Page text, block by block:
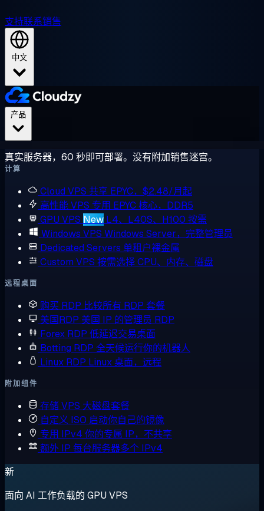
支持联系销售
中文
真实服务器，60 秒即可部署。没有附加销售迷宫。
计算
Cloud VPS 共享 EPYC，$2.48/月起
高性能 VPS 专用 EPYC 核心，DDR5
GPU VPS New L4、L40S、H100 按需
Windows VPS Windows Server，完整管理员
Dedicated Servers 单租户裸金属
Custom VPS 按需选择 CPU、内存、磁盘
远程桌面
购买 RDP 比较所有 RDP 套餐
美国RDP 美国 IP 的管理员 RDP
Forex RDP 低延迟交易桌面
Botting RDP 全天候运行你的机器人
Linux RDP Linux 桌面，远程
附加组件
存储 VPS 大磁盘套餐
自定义 ISO 启动你自己的镜像
专用 IPv4 你的专属 IP，不共享
额外 IP 每台服务器多个 IPv4
新
面向 AI 工作负载的 GPU VPS